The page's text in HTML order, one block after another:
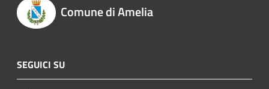
Comune di Amelia
SEGUICI SU